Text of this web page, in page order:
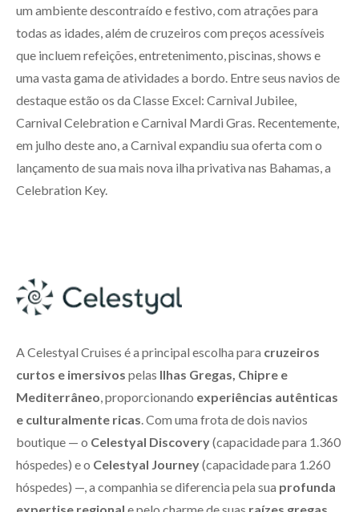
um ambiente descontraído e festivo, com atrações para
todas as idades, além de cruzeiros com preços acessíveis
que incluem refeições, entretenimento, piscinas, shows e
uma vasta gama de atividades a bordo. Entre seus navios de
destaque estão os da Classe Excel: Carnival Jubilee,
Carnival Celebration e Carnival Mardi Gras. Recentemente,
em julho deste ano, a Carnival expandiu sua oferta com o
lançamento de sua mais nova ilha privativa nas Bahamas, a
Celebration Key.
A Celestyal Cruises é a principal escolha para cruzeiros
curtos e imersivos pelas Ilhas Gregas, Chipre e
Mediterrâneo , proporcionando experiências autênticas
e culturalmente ricas . Com uma frota de dois navios
boutique — o Celestyal Discovery(capacidade para 1.360
hóspedes) e o Celestyal Journey(capacidade para 1.260
hóspedes) —, a companhia se diferencia pela sua profunda
expertise regional e pelo charme de suas raízes gregas